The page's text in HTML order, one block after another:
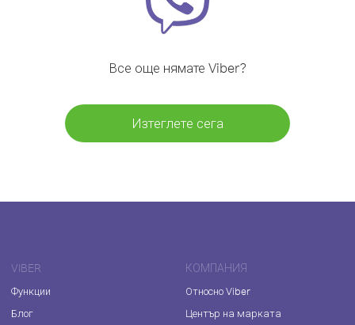
Все още нямате Viber?
Изтеглете сега
VIBER
Функции
Блог
КОМПАНИЯ
Относно Viber
Център на марката